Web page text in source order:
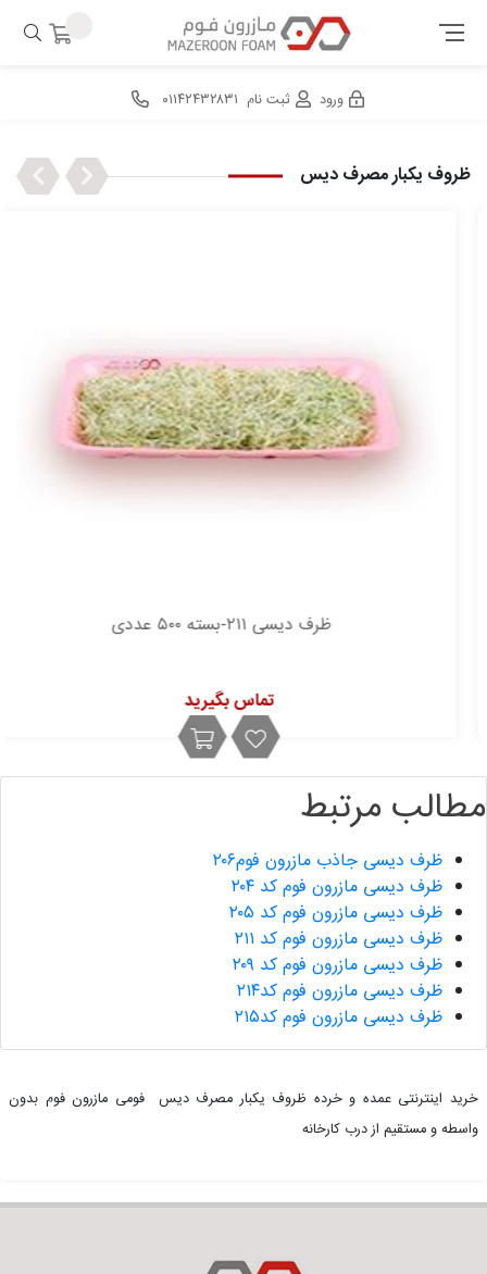
ورود ثبت نام ۰۱۱۴۲۴۳۲۸۳۱
ظروف یکبار مصرف دیس Previous
ظرف دیسی ۲۱۱-بسته ۵۰۰ عددی
تماس بگیرید
Next
مطالب مرتبط
ظرف دیسی جاذب مازرون فوم۲۰۶
ظرف دیسی مازرون فوم کد ۲۰۴
ظرف دیسی مازرون فوم کد ۲۰۵
ظرف دیسی مازرون فوم کد ۲۱۱
ظرف دیسی مازرون فوم کد ۲۰۹
ظرف دیسی مازرون فوم کد۲۱۴
ظرف دیسی مازرون فوم کد۲۱۵
خرید اینترنتی عمده و خرده ظروف یکبار مصرف دیس فومی مازرون فوم بدون
واسطه و مستقیم از درب کارخانه